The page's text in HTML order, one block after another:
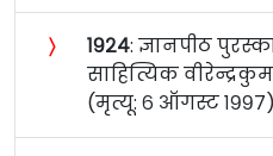
〉 १९२४: ज्ञानपीठ
साहित्यिक
(मृत्यू: ६ ऑगस्ट १९९७)